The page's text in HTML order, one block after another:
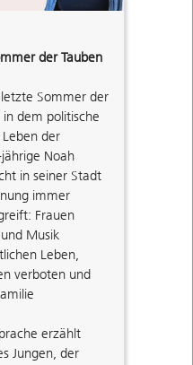
der Tauben
Sommer der
dem politische
der
Noah
in seiner Stadt
immer
Frauen
Musik
Leben,
verboten und
erzählt
Jungen, der